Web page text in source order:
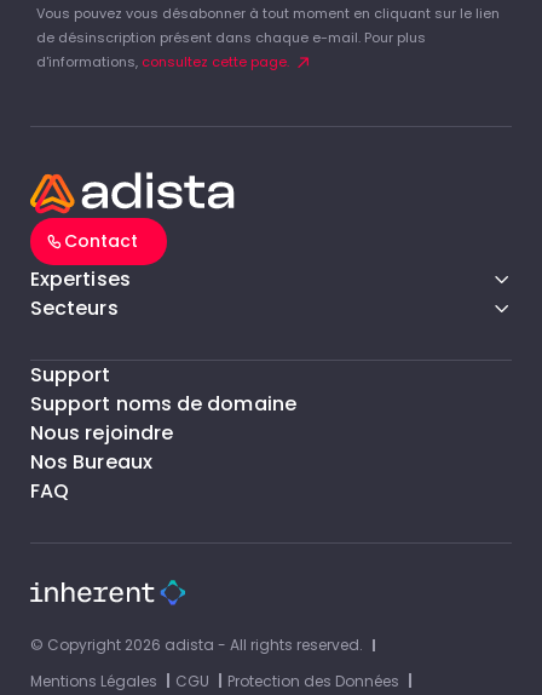
Vous pouvez vous désabonner à tout moment en cliquant sur le lien
de désinscription présent dans chaque e-mail. Pour plus
d'informations, consultez cette page.
Contact
Expertises
Secteurs
Support
Support noms de domaine
Nous rejoindre
Nos Bureaux
FAQ
© Copyright 2026 adista - All rights reserved.
Mentions Légales
CGU Protection des Données